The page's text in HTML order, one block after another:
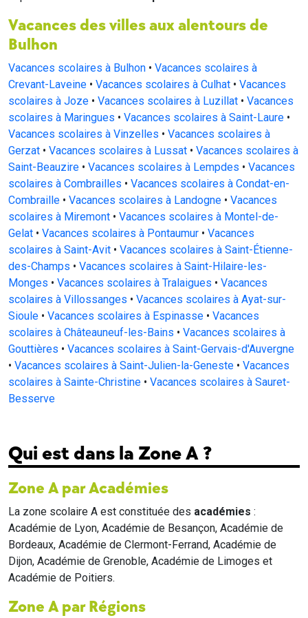
Vacances des villes aux alentours de
Bulhon
Vacances scolaires à Bulhon • Vacances scolaires à
Crevant-Laveine • Vacances scolaires à Culhat • Vacances
scolaires à Joze • Vacances scolaires à Luzillat • Vacances
scolaires à Maringues • Vacances scolaires à Saint-Laure •
Vacances scolaires à Vinzelles • Vacances scolaires à
Gerzat • Vacances scolaires à Lussat • Vacances scolaires à
Saint-Beauzire • Vacances scolaires à Lempdes • Vacances
scolaires à Combrailles • Vacances scolaires à Condat-en-
Combraille • Vacances scolaires à Landogne • Vacances
scolaires à Miremont • Vacances scolaires à Montel-de-
Gelat • Vacances scolaires à Pontaumur • Vacances
scolaires à Saint-Avit • Vacances scolaires à Saint-Étienne-
des-Champs • Vacances scolaires à Saint-Hilaire-les-
Monges • Vacances scolaires à Tralaigues • Vacances
scolaires à Villossanges • Vacances scolaires à Ayat-sur-
Sioule • Vacances scolaires à Espinasse • Vacances
scolaires à Châteauneuf-les-Bains • Vacances scolaires à
Gouttières • Vacances scolaires à Saint-Gervais-d'Auvergne
• Vacances scolaires à Saint-Julien-la-Geneste • Vacances
scolaires à Sainte-Christine • Vacances scolaires à Sauret-
Besserve
Qui est dans la Zone A ?
Zone A par Académies
La zone scolaire A est constituée des académies :
Académie de Lyon, Académie de Besançon, Académie de
Bordeaux, Académie de Clermont-Ferrand, Académie de
Dijon, Académie de Grenoble, Académie de Limoges et
Académie de Poitiers.
Zone A par Régions